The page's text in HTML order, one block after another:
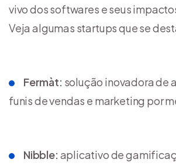
vivo dos softwares e seus
Veja algumas startups que se
Fermàt: solução inovadora de
funis de vendas e marketing por
Nibble: aplicativo de